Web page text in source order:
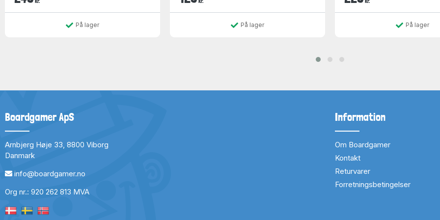
På lager På lager På lager
Boardgamer ApS
Arnbjerg Høje 33, 8800 Viborg
Danmark
info@boardgamer.no
Org nr.: 920 262 813 MVA
Information
Om Boardgamer
Kontakt
Returvarer
Forretningsbetingelser